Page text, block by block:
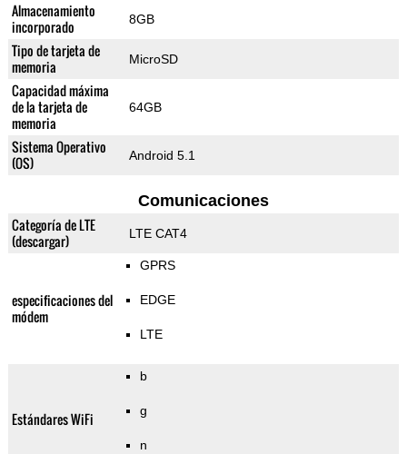
Almacenamiento
incorporado
8GB
Tipo de tarjeta de
memoria
MicroSD
Capacidad máxima
de la tarjeta de
memoria
64GB
Sistema Operativo
(OS)
Android 5.1
Comunicaciones
Categoría de LTE
(descargar)
LTE CAT4
especificaciones del
módem
GPRS
EDGE
LTE
Estándares WiFi
b
g
n